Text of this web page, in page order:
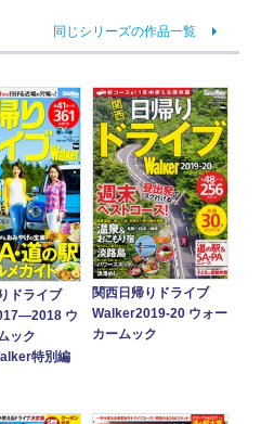
同じシリーズの作品一覧
ドライブ
ウ
ック
特別編
関西日帰りドライブ
Walker2019-20 ウォー
カームック